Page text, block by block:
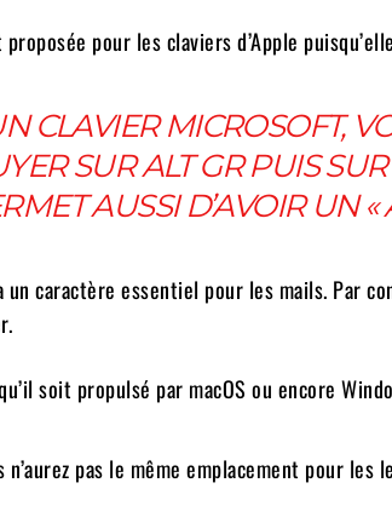
pour les claviers d’Apple
CLAVIER MICROSOFT,
SUR ALT GR PUIS
AUSSI D’AVOIR UN «
un caractère essentiel pour les mails. Par
soit propulsé par macOS ou encore
pas le même emplacement pour